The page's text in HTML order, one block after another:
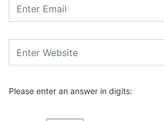
Please enter an answer in digits: